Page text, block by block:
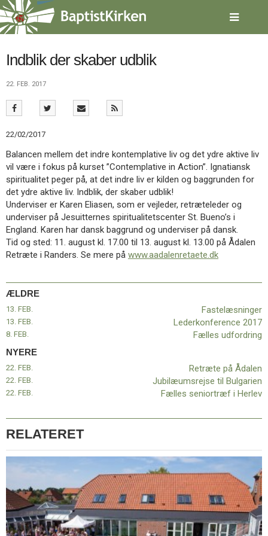
Spring
menu
over
gå
indhold Vend
forsiden
1.0:
Forside
3.0:
Kalender
4.0:
Inspiration
5.0:
Værktøjskassen
6.0:
Mission
7.0:
Om
BaptistKirken
8.0:
Kontakt
9.0:
Forside
Inspiration
13.0:
Værktøjskassen
14.0:
Mission
15.0:
Om
BaptistKirken
16.0:
Kontakt
Næste
indlæg:
Retræte
ÅdalenForrige
indlæg:
Indblik der skaber udblik
22. FEB. 2017
22/02/2017
Balancen mellem det indre kontemplative liv og det ydre aktive liv
vil være i fokus på kurset ”Contemplative in Action”. Ignatiansk
spiritualitet peger på, at det indre liv er kilden og baggrunden for
det ydre aktive liv. Indblik, der skaber udblik!
Underviser er Karen Eliasen, som er vejleder, retræteleder og
underviser på Jesuitternes spiritualitetscenter St. Bueno’s i
England. Karen har dansk baggrund og underviser på dansk.
Tid og sted: 11. august kl. 17.00 til 13. august kl. 13.00 på Ådalen
Retræte i Randers. Se mere på www.aadalenretaete.dk
ÆLDRE
13. FEB. Fastelæsninger
13. FEB. Lederkonference 2017
8. FEB. Fælles udfordring
NYERE
Retræte på Ådalen
22. FEB.
Jubilæumsrejse til Bulgarien
22. FEB.
Fælles seniortræf i Herlev
22. FEB.
RELATERET